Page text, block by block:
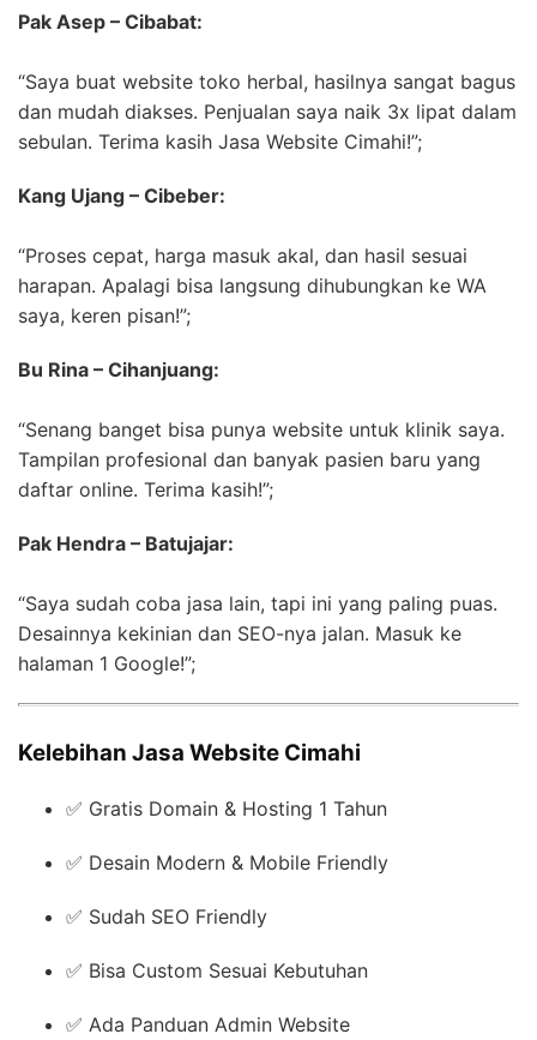
Pak Asep – Cibabat:
“Saya buat website toko herbal, hasilnya sangat bagus
dan mudah diakses. Penjualan saya naik 3x lipat dalam
sebulan. Terima kasih Jasa Website Cimahi!”;
Kang Ujang – Cibeber:
“Proses cepat, harga masuk akal, dan hasil sesuai
harapan. Apalagi bisa langsung dihubungkan ke WA
saya, keren pisan!”;
Bu Rina – Cihanjuang:
“Senang banget bisa punya website untuk klinik saya.
Tampilan profesional dan banyak pasien baru yang
daftar online. Terima kasih!”;
Pak Hendra – Batujajar:
“Saya sudah coba jasa lain, tapi ini yang paling puas.
Desainnya kekinian dan SEO-nya jalan. Masuk ke
halaman 1 Google!”;
Kelebihan Jasa Website Cimahi
✅ Gratis Domain & Hosting 1 Tahun
✅ Desain Modern & Mobile Friendly
✅ Sudah SEO Friendly
✅ Bisa Custom Sesuai Kebutuhan
✅ Ada Panduan Admin Website